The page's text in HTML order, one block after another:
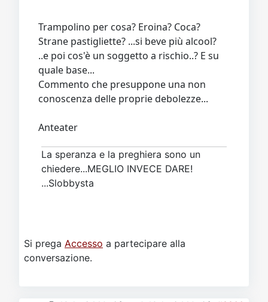
Trampolino per cosa? Eroina? Coca?
Strane pastigliette? ...si beve più alcool?
..e poi cos'è un soggetto a rischio..? E su
quale base...
Commento che presuppone una non
conoscenza delle proprie debolezze...
Anteater
La speranza e la preghiera sono un
chiedere...MEGLIO INVECE DARE!
...Slobbysta
Si prega Accesso a partecipare alla
conversazione.